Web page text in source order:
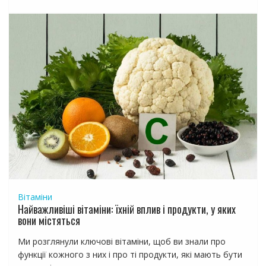
Вітаміни
Найважливіші вітаміни: їхній вплив і продукти, у яких
вони містяться
Ми розглянули ключові вітаміни, щоб ви знали про
функції кожного з них і про ті продукти, які мають бути